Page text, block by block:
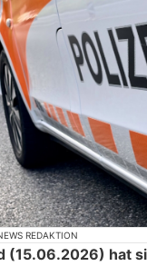
REDAKTION
(15.06.2026) hat